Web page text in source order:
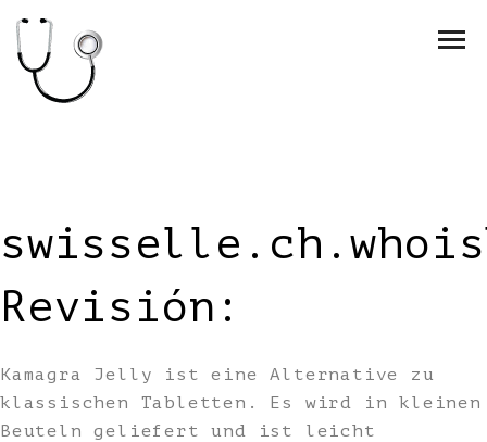
Revisión:
Kamagra Jelly ist eine Alternative zu
klassischen Tabletten. Es wird in kleinen
Beuteln geliefert und ist leicht